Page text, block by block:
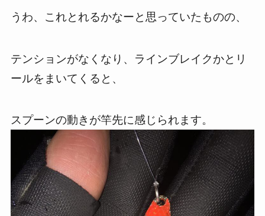
うわ、これとれるかなーと思っていたものの、
テンションがなくなり、ラインブレイクかとリ
ールをまいてくると、
スプーンの動きが竿先に感じられます。